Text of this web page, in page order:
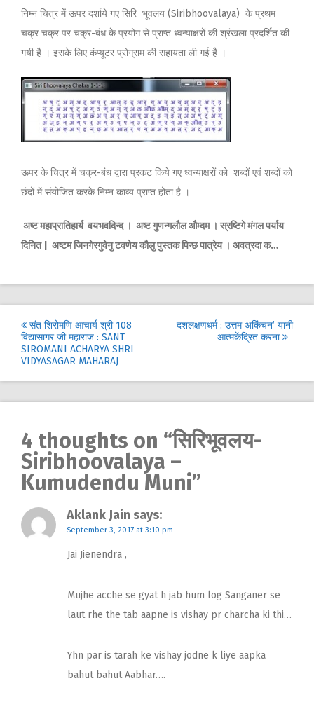
निम्न चित्र में ऊपर दर्शाये गए सिरि भूवलय (Siribhoovalaya) के प्रथम
चक्र चक्र पर चक्र-बंध के प्रयोग से प्राप्त ध्वन्याक्षरों की श्रंखला प्रदर्शित की
गयी है । इसके लिए कंप्यूटर प्रोग्राम की सहायता ली गई है ।
ऊपर के चित्र में चक्र-बंध द्वारा प्रकट किये गए ध्वन्याक्षरों को शब्दों एवं शब्दों को
छंदों में संयोजित करके निम्न काव्य प्राप्त होता है ।
अष्ट महाप्रातिहार्य वयभवदिन्द । अष्ट गुणन्गलौल औम्दम । स्रष्टिगे मंगल पर्याय
दिनित | अष्टम जिनगेरगुवेनु टवणेय कौलु पुस्तक पिन्छ पात्रेय । अवत्रदा क…
Post
navigation
संत शिरोमणि आचार्य श्री 108
विद्यासागर जी महाराज : SANT
SIROMANI ACHARYA SHRI
VIDYASAGAR MAHARAJ
दशलक्षणधर्म : उत्तम अकिंचन’ यानी
आत्मकेंद्रित करना
4 thoughts on “सिरिभूवलय-
Siribhoovalaya –
Kumudendu Muni”
Aklank Jain says:
September 3, 2017 at 3:10 pm
Jai Jienendra ,
Mujhe acche se gyat h jab hum log Sanganer se
laut rhe the tab aapne is vishay pr charcha ki thi…
Yhn par is tarah ke vishay jodne k liye aapka
bahut bahut Aabhar….